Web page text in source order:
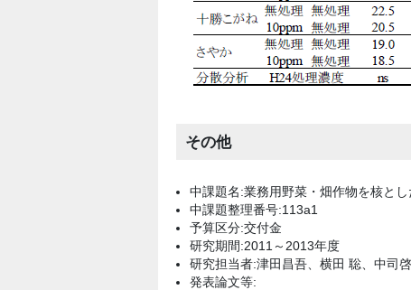
その他
中課題名:業務用野菜・畑作物を核と
中課題整理番号:113a1
予算区分:交付金
研究期間:2011～2013年度
研究担当者:津田昌吾、横田 聡、中司
発表論文等: